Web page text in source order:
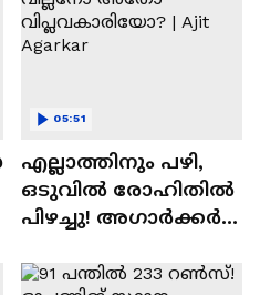
എല്ലാത്തിനും പഴി,
ഒടുവില്‍ രോഹിതില്‍
പിഴച്ചു! അഗാര്‍ക്കർ
വിപ്ലവകാരിയോ? |
05:51